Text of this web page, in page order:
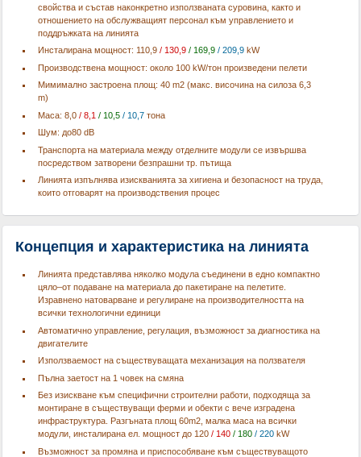
свойства и състав наконкретно използваната суровина, както и
отношението на обслужващият персонал към управлението и
поддръжката на линията
Инсталирана мощност: 110,9/ 130,9/ 169,9/ 209,9kW
Производствена мощност: около 100 kW/тон произведени пелети
Мимимално застроена площ: 40 m2 (макс. височина на силоза 6,3
m)
Маса: 8,0/ 8,1 / 10,5/ 10,7тона
Шум: до80 dB
Транспорта на материала между отделните модули се извършва
посредством затворени безпрашни тр. пътища
Линията изпълнява изискванията за хигиена и безопасност на труда,
които отговарят на производствения процес
Концепция и характеристика на линията
Линията представлява няколко модула съединени в едно компактно
цяло–от подаване на материала до пакетиране на пелетите.
Изравнено натоварване и регулиране на производителността на
всички технологични единици
Автоматично управление, регулация, възможност за диагностика на
двигателите
Използваемост на съществуващата механизация на ползвателя
Пълна заетост на 1 човек на смяна
Без изискване към специфични строителни работи, подходяща за
монтиране в съществуващи ферми и обекти с вече изградена
инфраструктура. Разгъната площ 60m2, малка маса на всички
модули, инсталирана ел. мощност до 120/ 140/ 180/ 220kW
Възможност за промяна и приспособяване към съществуващото